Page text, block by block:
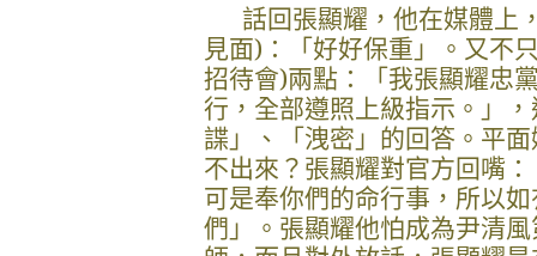
話回張顯耀 ，他在媒體上
見面) ：「好好保重」。又不
招待會)兩點：「我張顯耀忠
行 ，全部遵照上級指示。」
諜」、「洩密」的回答。平
不出來？ 張顯耀對官方回嘴
可是奉你們的命行事，所以
們」。 張顯耀他怕成為尹清